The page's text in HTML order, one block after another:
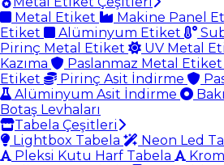
Metal Etiket
Makine Panel
Etiket
Alüminyum Etiket
Pirinç Metal Etiket
UV Metal
Kazıma
Paslanmaz Metal Etiket
Etiket
Pirinç Asit İndirme
Alüminyum Asit İndirme
Botaş Levhaları
Tabela Çeşitleri
Lightbox Tabela
Neon Led
Pleksi Kutu Harf Tabela